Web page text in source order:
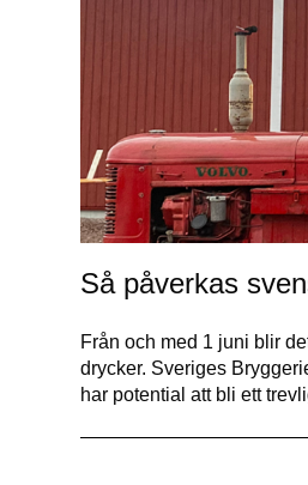
Så påverkas
Från och med 1 juni blir
drycker. Sveriges
har potential att bli ett